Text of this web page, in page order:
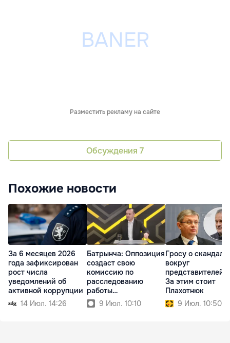
Разместить рекламу на сайте
Обсуждения 7
Похожие новости
За 6 месяцев 2026
года зафиксирован
рост числа
уведомлений об
активной коррупции
14 Июл. 14:26
Батрынча: Оппозиция
создаст свою
комиссию по
расследованию
работы
госпредприятий
9 Июл. 10:10
Гросу о
вокруг
представителей
За этим стоит
Плахотнюк
9 Июл. 10:50